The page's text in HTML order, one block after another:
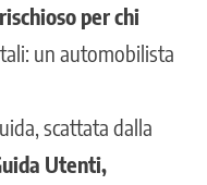
per chi
un automobilista
scattata dalla
Utenti,